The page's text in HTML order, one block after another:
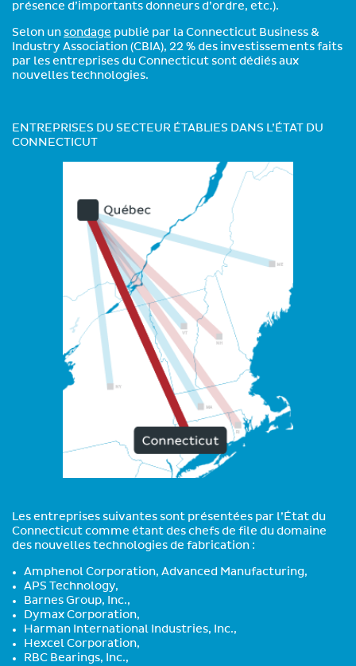
présence d’importants donneurs d’ordre, etc.).
Selon un sondage publié par la Connecticut Business &
Industry Association (CBIA), 22 % des investissements faits
par les entreprises du Connecticut sont dédiés aux
nouvelles technologies.
ENTREPRISES DU SECTEUR ÉTABLIES DANS L’ÉTAT DU
CONNECTICUT
Les entreprises suivantes sont présentées par l’État du
Connecticut comme étant des chefs de file du domaine
des nouvelles technologies de fabrication :
Amphenol Corporation, Advanced Manufacturing,
APS Technology,
Barnes Group, Inc.,
Dymax Corporation,
Harman International Industries, Inc.,
Hexcel Corporation,
RBC Bearings, Inc.,